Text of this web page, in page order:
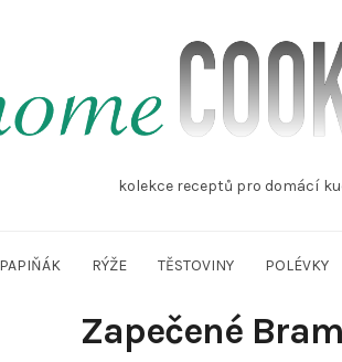
kolekce receptů pro domácí
PAPIŇÁK RÝŽE TĚSTOVINY POLÉVKY
Zapečené